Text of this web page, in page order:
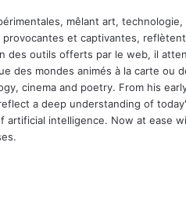
mêlant art,
et captivantes,
outils offerts par le web, il
des mondes animés à la carte
cinema and poetry. From his
a deep understanding of
artificial intelligence. Now at ease